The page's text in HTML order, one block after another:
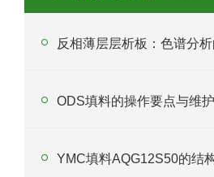
ODS填料的操作要点与维护